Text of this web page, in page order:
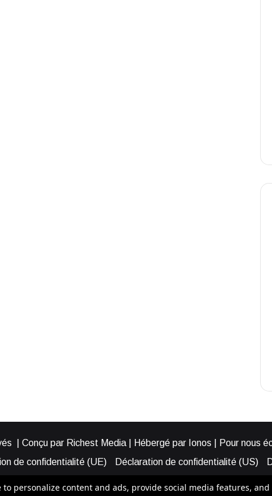
| Conçu par Richest Media | Hébergé par Ionos | Pour nous
de confidentialité (UE) Déclaration de confidentialité (US)
personalize content and ads, provide social media features,